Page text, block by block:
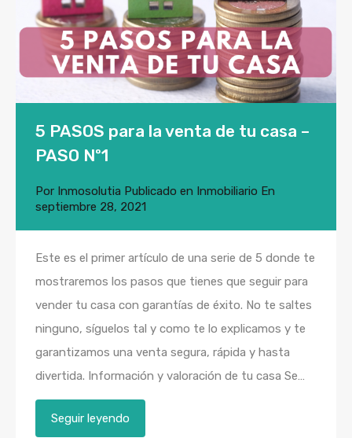
5 PASOS para la venta de tu casa –
PASO Nº1
Por Inmosolutia Publicado en Inmobiliario En
septiembre 28, 2021
Este es el primer artículo de una serie de 5 donde te
mostraremos los pasos que tienes que seguir para
vender tu casa con garantías de éxito. No te saltes
ninguno, síguelos tal y como te lo explicamos y te
garantizamos una venta segura, rápida y hasta
divertida. Información y valoración de tu casa Se…
Seguir leyendo